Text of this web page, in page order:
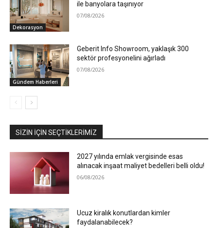
Dekorasyon
ile banyolara taşınıyor
07/08/2026
Gündem Haberleri
Geberit Info Showroom, yaklaşık 300
sektör profesyonelini ağırladı
07/08/2026
SIZIN İÇIN SEÇTIKLERIMIZ
2027 yılında emlak vergisinde esas
alınacak inşaat maliyet bedelleri belli oldu!
06/08/2026
Ucuz kiralık konutlardan kimler
faydalanabilecek?